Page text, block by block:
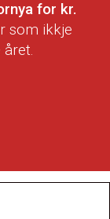
for kr.
som ikkje